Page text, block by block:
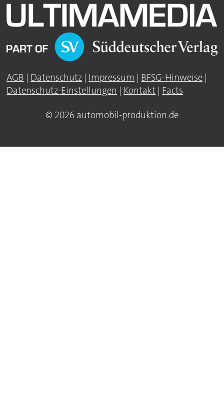
AGB | Datenschutz | Impressum | BFSG-Hinweise |
Datenschutz-Einstellungen | Kontakt | Facts
© 2026 automobil-produktion.de